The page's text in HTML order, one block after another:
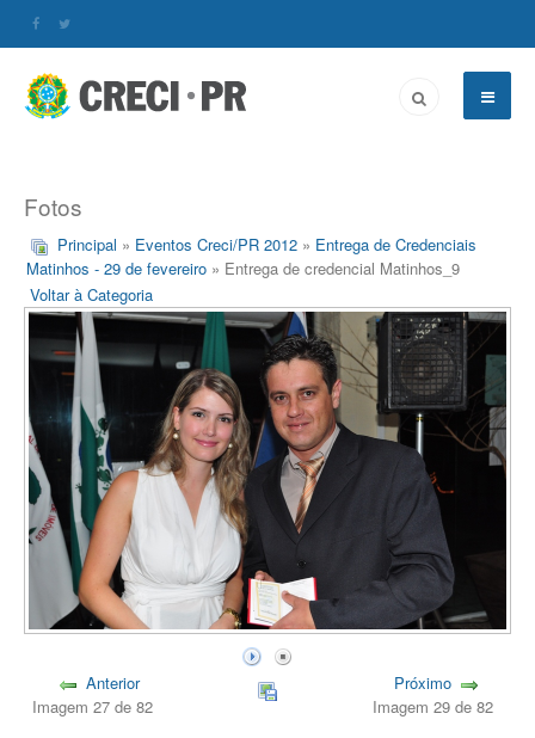
Fotos
Principal » Eventos Creci/PR 2012 » Entrega de Credenciais
Matinhos - 29 de fevereiro » Entrega de credencial Matinhos_9
Voltar à Categoria
Anterior
Imagem 27 de 82
Próximo
Imagem 29 de 82